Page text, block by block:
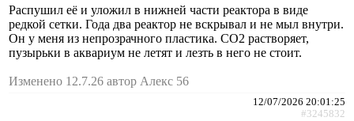
Распушил её и уложил в нижней части реактора в виде
редкой сетки. Года два реактор не вскрывал и не мыл внутри.
Он у меня из непрозрачного пластика. СО2 растворяет,
пузырьки в аквариум не летят и лезть в него не стоит.
Изменено 12.7.26 автор Алекс 56
12/07/2026 20:01:25
#3245832